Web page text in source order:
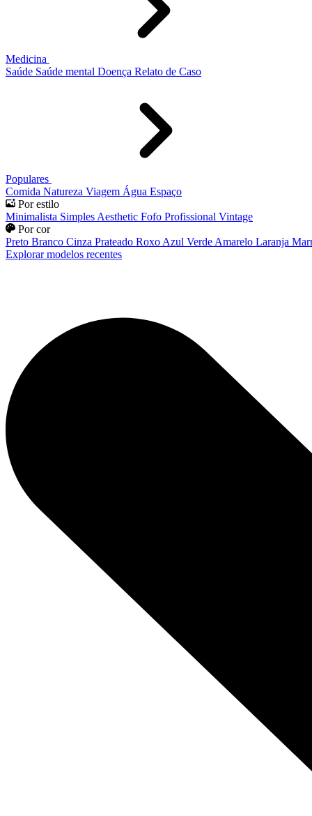
Medicina
Saúde Saúde mental Doença Relato de Caso
Populares
Comida Natureza Viagem Água Espaço
Por estilo
Minimalista Simples Aesthetic Fofo Profissional Vintage
Por cor
Preto Branco Cinza Prateado Roxo Azul Verde Amarelo Laranja
Explorar modelos recentes